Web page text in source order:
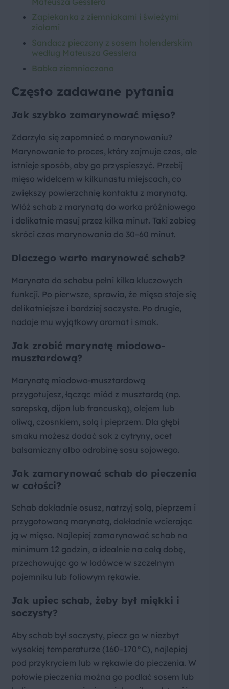
Zapiekanka z ziemniakami i świeżymi
ziołami
Sandacz pieczony z sosem holenderskim
według Mateusza Gesslera
Babka ziemniaczana
Często zadawane pytania
Jak szybko zamarynować mięso?
Zdarzyło się zapomnieć o marynowaniu?
Marynowanie to proces, który zajmuje czas, ale
istnieje sposób, aby go przyspieszyć. Przebij
mięso widelcem w kilkunastu miejscach, co
zwiększy powierzchnię kontaktu z marynatą.
Włóż schab z marynatą do worka próżniowego
i delikatnie masuj przez kilka minut. Taki zabieg
skróci czas marynowania do 30–60 minut.
Dlaczego warto marynować schab?
Marynata do schabu pełni kilka kluczowych
funkcji. Po pierwsze, sprawia, że mięso staje się
delikatniejsze i bardziej soczyste. Po drugie,
nadaje mu wyjątkowy aromat i smak.
Jak zrobić marynatę miodowo-
musztardową?
Marynatę miodowo-musztardową
przygotujesz, łącząc miód z musztardą (np.
sarepską, dijon lub francuską), olejem lub
oliwą, czosnkiem, solą i pieprzem. Dla głębi
smaku możesz dodać sok z cytryny, ocet
balsamiczny albo odrobinę sosu sojowego.
Jak zamarynować schab do pieczenia
w całości?
Schab dokładnie osusz, natrzyj solą, pieprzem i
przygotowaną marynatą, dokładnie wcierając
ją w mięso. Najlepiej zamarynować schab na
minimum 12 godzin, a idealnie na całą dobę,
przechowując go w lodówce w szczelnym
pojemniku lub foliowym rękawie.
Jak upiec schab, żeby był miękki i
soczysty?
Aby schab był soczysty, piecz go w niezbyt
wysokiej temperaturze (160–170°C), najlepiej
pod przykryciem lub w rękawie do pieczenia. W
połowie pieczenia można go podlać sosem lub